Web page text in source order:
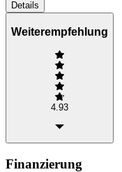
Details
Weiterempfehlung
4.93
Finanzierung